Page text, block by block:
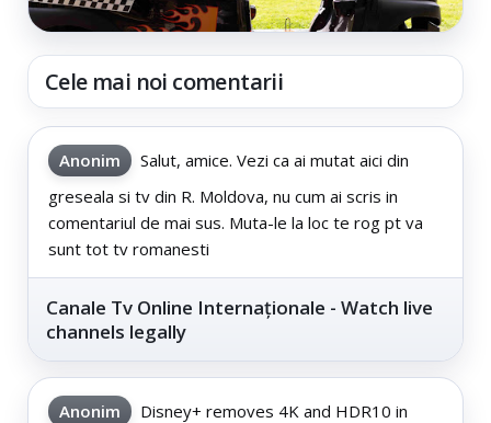
Cele mai noi comentarii
Anonim
Salut, amice. Vezi ca ai mutat aici din
greseala si tv din R. Moldova, nu cum ai scris in
comentariul de mai sus. Muta-le la loc te rog pt va
sunt tot tv romanesti
Canale Tv Online Internaționale - Watch live
channels legally
Anonim
Disney+ removes 4K and HDR10 in